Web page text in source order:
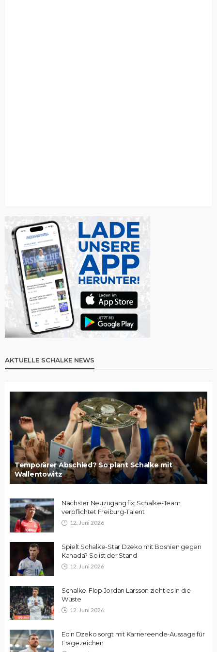
AKTUELLE SCHALKE NEWS
Temporärer Abschied? So plant Schalke mit
Wallentowitz
Nächster Neuzugang fix: Schalke-Team
verpflichtet Freiburg-Talent
12. Juni 2026
Spielt Schalke-Star Dzeko mit Bosnien gegen
Kanada? So ist der Stand
12. Juni 2026
Schalke-Flop Jordan Larsson zieht es in die
Wüste
12. Juni 2026
Edin Dzeko sorgt mit Karriereende-Aussage für
Fragezeichen